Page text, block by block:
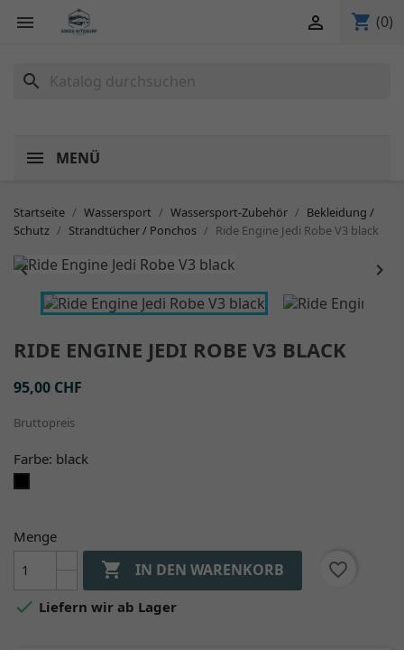
 shopping_cart (0)

search
MENÜ
Startseite Wassersport Wassersport-Zubehör
Bekleidung /
Schutz
Strandtücher / Ponchos Ride Engine Jedi Robe V3 black
 
RIDE ENGINE JEDI ROBE V3 BLACK
95,00 CHF
Bruttopreis
Farbe: black
Menge
 IN DEN WARENKORB
favorite_border
 Liefern wir ab Lager